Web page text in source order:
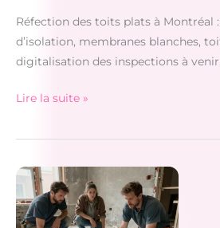
Réfection des toits plats à Montréal
d’isolation, membranes blanches,
digitalisation des inspections à venir.
Réfection
toits
à
Montréal:
Ce
Lire la suite »